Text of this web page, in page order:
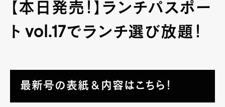
【本日発売！】ランチパスポー
ト vol.17でランチ選び放題！
最新号の表紙＆内容はこちら！